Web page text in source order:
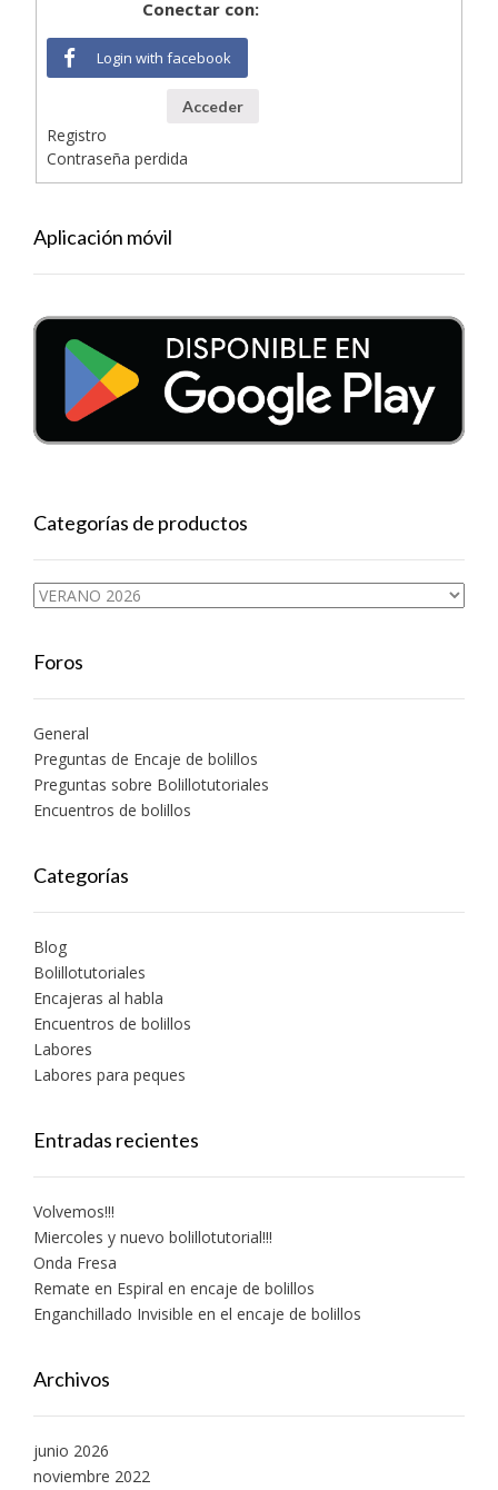
Conectar con:
Login with facebook
Acceder
Registro
Contraseña perdida
Aplicación móvil
Categorías de productos
Foros
General
Preguntas de Encaje de bolillos
Preguntas sobre Bolillotutoriales
Encuentros de bolillos
Categorías
Blog
Bolillotutoriales
Encajeras al habla
Encuentros de bolillos
Labores
Labores para peques
Entradas recientes
Volvemos!!!
Miercoles y nuevo bolillotutorial!!!
Onda Fresa
Remate en Espiral en encaje de bolillos
Enganchillado Invisible en el encaje de bolillos
Archivos
junio 2026
noviembre 2022